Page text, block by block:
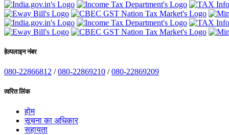
हेल्पलाइन नंबर
080-22866812 /080-22869210 /080-22869209
त्वरित लिंक
होम
सूचना का अधिकार
सहायता